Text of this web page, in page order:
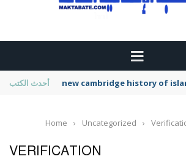
أحدث الكتب new cambridge history of
Home › Uncategorized ›
VERIFICATION